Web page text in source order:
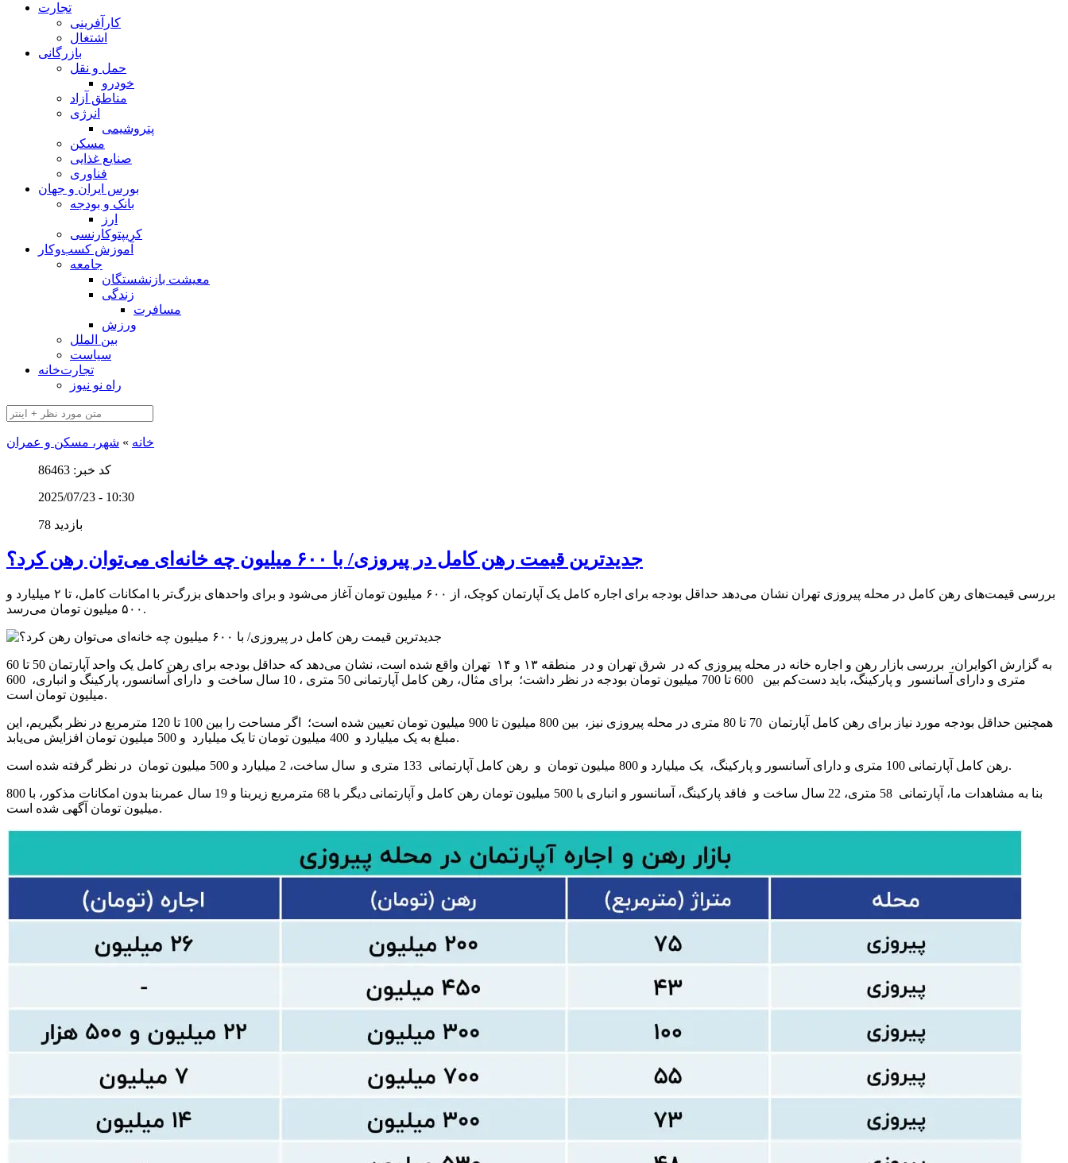
تجارت
کارآفرینی
اشتغال
بازرگانی
حمل و نقل
خودرو
مناطق آزاد
انرژی
پتروشیمی
مسکن
صنایع غذایی
فناوری
بورس ایران و جهان
بانک و بودجه
ارز
کریپتوکارنسی
آموزش کسب‌وکار
جامعه
معیشت بازنشستگان
زندگی
مسافرت
ورزش
بین الملل
سیاست
تجارت‌خانه
راه نو نیوز
خانه » شهر، مسکن و عمران
کد خبر: 86463
2025/07/23 - 10:30
78 بازدید
جدیدترین قیمت رهن کامل در پیروزی/ با ۶۰۰ میلیون چه خانه‌ای می‌توان رهن کرد؟
بررسی قیمت‌های رهن کامل در محله پیروزی تهران نشان می‌دهد حداقل بودجه برای اجاره کامل یک آپارتمان کوچک، از ۶۰۰ میلیون تومان آغاز می‌شود و برای واحدهای بزرگ‌تر با امکانات کامل، تا ۲ میلیارد و
۵۰۰ میلیون تومان می‌رسد.
به گزارش اکوایران، بررسی بازار رهن و اجاره خانه در محله پیروزی که در شرق تهران و در منطقه ۱۳ و ۱۴ تهران واقع شده است، نشان می‌دهد که حداقل بودجه برای رهن کامل یک واحد آپارتمان 50 تا 60
متری و دارای آسانسور و پارکینگ، باید دست‌کم بین 600 تا 700 میلیون تومان بودجه در نظر داشت؛ برای مثال، رهن کامل آپارتمانی 50 متری ، 10 سال ساخت و دارای آسانسور، پارکینگ و انباری، 600
میلیون تومان است.
همچنین حداقل بودجه مورد نیاز برای رهن کامل آپارتمان‌ 70 تا 80 متری در محله پیروزی نیز، بین 800 میلیون تا 900 میلیون تومان تعیین شده است؛ اگر مساحت را بین 100 تا 120 مترمربع در نظر بگیریم، این
مبلغ به یک میلیارد و 400 میلیون تومان تا یک میلیارد و 500 میلیون تومان افزایش می‌یابد.
رهن کامل آپارتمانی 100 متری و دارای آسانسور و پارکینگ، یک میلیارد و 800 میلیون تومان و رهن کامل آپارتمانی 133 متری و سال ساخت، 2 میلیارد و 500 میلیون تومان در نظر گرفته شده است.
بنا به مشاهدات ما، آپارتمانی 58 متری، 22 سال ساخت و فاقد پارکینگ، آسانسور و انباری با 500 میلیون تومان رهن کامل و آپارتمانی دیگر با 68 مترمربع زیربنا و 19 سال عمربنا بدون امکانات مذکور، با 800
میلیون تومان آگهی شده است.